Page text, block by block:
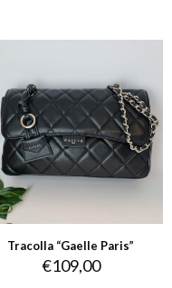
Tracolla “Gaelle Paris”
€109,00